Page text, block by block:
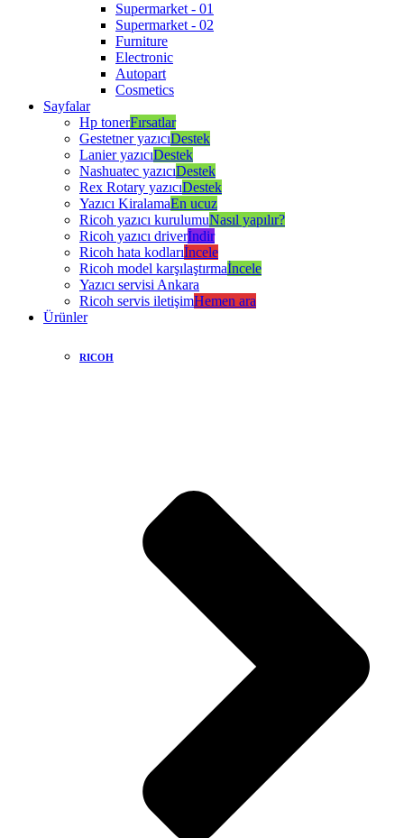
Supermarket - 01
Supermarket - 02
Furniture
Electronic
Autopart
Cosmetics
Sayfalar
Hp tonerFırsatlar
Gestetner yazıcıDestek
Lanier yazıcıDestek
Nashuatec yazıcıDestek
Rex Rotary yazıcıDestek
Yazıcı KiralamaEn ucuz
Ricoh yazıcı kurulumuNasıl yapılır?
Ricoh yazıcı driverİndir
Ricoh hata kodlarıİncele
Ricoh model karşılaştırmaİncele
Yazıcı servisi Ankara
Ricoh servis iletişimHemen ara
Ürünler
RICOH